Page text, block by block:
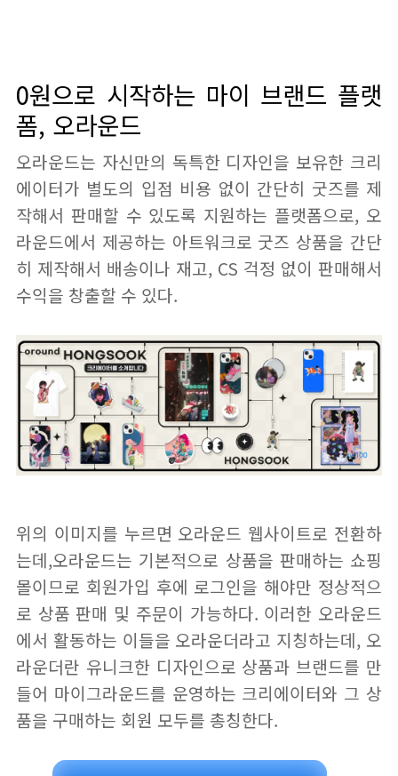
0원으로 시작하는 마이 브랜드 플랫
폼, 오라운드
오라운드는 자신만의 독특한 디자인을 보유한 크리
에이터가 별도의 입점 비용 없이 간단히 굿즈를 제
작해서 판매할 수 있도록 지원하는 플랫폼으로, 오
라운드에서 제공하는 아트워크로 굿즈 상품을 간단
히 제작해서 배송이나 재고, CS 걱정 없이 판매해서
수익을 창출할 수 있다.
위의 이미지를 누르면 오라운드 웹사이트로 전환하
는데,오라운드는 기본적으로 상품을 판매하는 쇼핑
몰이므로 회원가입 후에 로그인을 해야만 정상적으
로 상품 판매 및 주문이 가능하다. 이러한 오라운드
에서 활동하는 이들을 오라운더라고 지칭하는데, 오
라운더란 유니크한 디자인으로 상품과 브랜드를 만
들어 마이그라운드를 운영하는 크리에이터와 그 상
품을 구매하는 회원 모두를 총칭한다.